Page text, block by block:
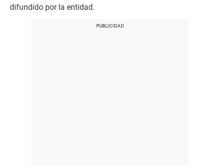
difundido por la entidad.